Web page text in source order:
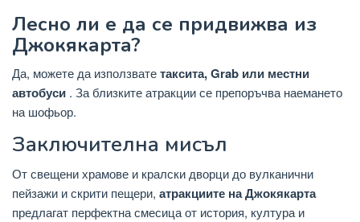
Лесно ли е да се придвижва из
Джокякарта?
Да, можете да използватетаксита, Grab или местни
автобуси . За близките атракции се препоръчва наемането
на шофьор.
Заключителна мисъл
От свещени храмове и кралски дворци до вулканични
пейзажи и скрити пещери, атракциите на Джокякарта
предлагат перфектна смесица от история, култура и